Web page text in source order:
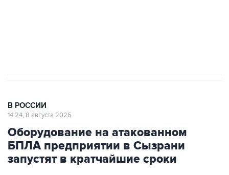
В РОССИИ
14:24, 8 августа 2026
Оборудование на атакованном
БПЛА предприятии в Сызрани
запустят в кратчайшие сроки